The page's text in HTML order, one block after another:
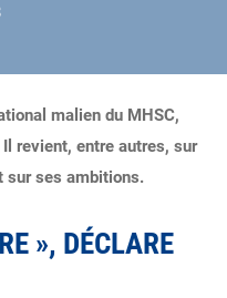
malien du MHSC,
Il revient, entre autres, sur
sur ses ambitions.
», DÉCLARE